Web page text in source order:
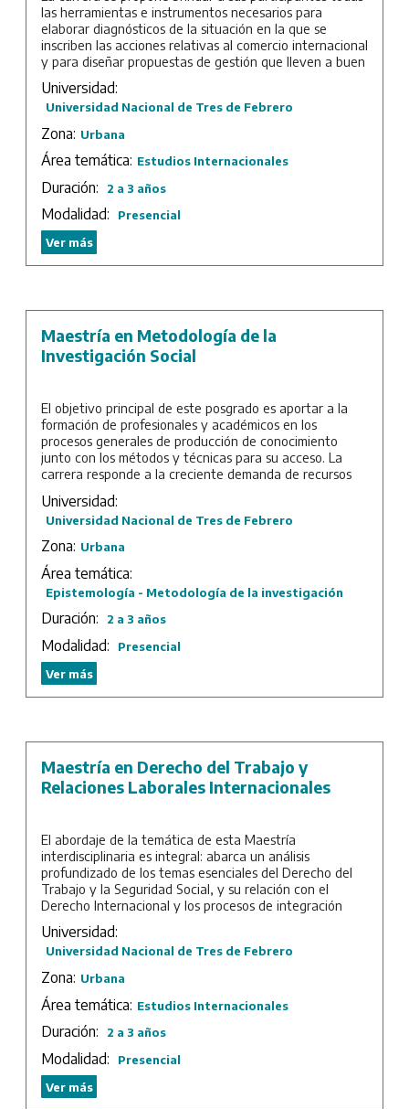
las herramientas e instrumentos necesarios para
elaborar diagnósticos de la situación en la que se
inscriben las acciones relativas al comercio internacional
y para diseñar propuestas de gestión que lleven a buen
término los objetivos que las organizaciones, tanto del
sector público como del sector privado, persiguen en
esta área de las Relaciones Internacionales.
Duración: 2 años de cursada más trabajo final.
Universidad:
Universidad Nacional de Tres de Febrero
Zona: Urbana
Área temática: Estudios Internacionales
Duración: 2 a 3 años
Modalidad:
Presencial
Ver más
Maestría en Metodología de la
Investigación Social
El objetivo principal de este posgrado es aportar a la
formación de profesionales y académicos en los
procesos generales de producción de conocimiento
junto con los métodos y técnicas para su acceso. La
carrera responde a la creciente demanda de recursos
planificación, gestión e implementación de las múltiples
tareas involucradas en la investigación social. Y, junto
con ello, busca desarrollar y profundizar las
competencias metodológicas de aquellos interesados en
la investigación académica. Por lo tanto, la Maestría se
presenta también como una excelente base para la
campo de la Metodología y la Epistemología como así
también en otras áreas disciplinarias de las Ciencias
Sociales y las Humanidades.
Duración: 2 años de cursada más trabajo final.
Universidad:
Universidad Nacional de Tres de Febrero
Zona: Urbana
Área temática:
Epistemología - Metodología de la investigación
Duración: 2 a 3 años
Modalidad:
Presencial
Ver más
Maestría en Derecho del Trabajo y
Relaciones Laborales Internacionales
El abordaje de la temática de esta Maestría
interdisciplinaria es integral: abarca un análisis
profundizado de los temas esenciales del Derecho del
Trabajo y la Seguridad Social, y su relación con el
Derecho Internacional y los procesos de integración
regional, no solo destacando los aspectos jurídicos, sino
también los económicos, sociológicos e instrumentales
de las relaciones laborales y su vinculación con todo
tipo de organizaciones (públicas y privadas). Apunta a
la adquisición de nuevos conocimientos, a estimular la
reflexión y a ampliar las perspectivas y puntos de vista
conocimiento ni la experiencia parcializada.
Capacitación con una visión moderna, totalizante y
actualizada. Abordaje y diseño interdisciplinario;
organización y dirección, junto con una calidad
Universidad:
Universidad Nacional de Tres de Febrero
Zona: Urbana
Área temática: Estudios Internacionales
Duración: 2 a 3 años
Modalidad:
Presencial
Ver más